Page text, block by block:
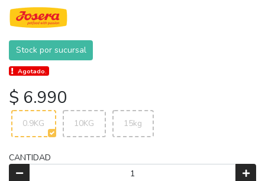
Stock por sucursal
Agotado.
$ 6.990
0.9KG 10KG 15kg
CANTIDAD